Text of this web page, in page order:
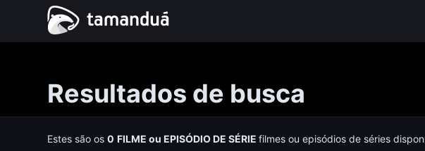
Resultados de busca
Estes são os0 FILMEou EPISÓDIO DE SÉRIEfilmes ou episódios de séries